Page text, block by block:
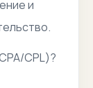
и
CPL)?